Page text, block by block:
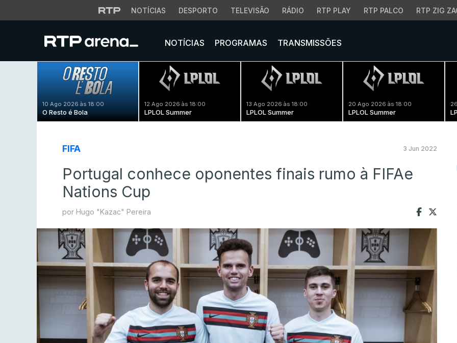
NOTÍCIAS DESPORTO TELEVISÃO RÁDIO RTP PLAY RTP PALCO RTP ZIG
NOTÍCIAS PROGRAMAS TRANSMISSÕES
10 Ago 2026 às 18:00
O Resto é Bola
12 Ago 2026 às 18:00
LPLOL Summer
13 Ago 2026 às 18:00
LPLOL Summer
20 Ago 2026 às 18:00
LPLOL Summer
FIFA 3 Jun 2022
Portugal conhece oponentes finais rumo à FIFAe
Nations Cup
por Hugo "Kazac" Pereira